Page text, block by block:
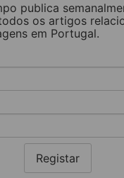
publica
os artigos
em Portugal.
Registar